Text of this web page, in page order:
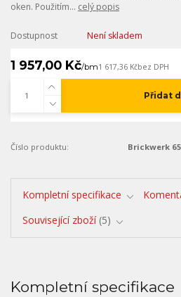
oken. Použitím... celý popis
Dostupnost Není skladem
1 957,00 Kč/bm1 617,36 Kčbez DPH
Přidat
Číslo produktu: Brickwerk
Kompletní specifikace
Související zboží 5
Kompletní specifikace